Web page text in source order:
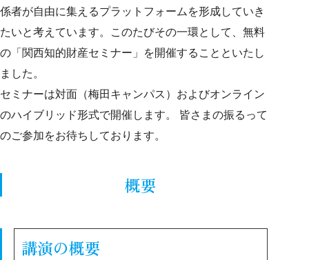
係者が自由に集えるプラットフォームを形成していき
たいと考えています。このたびその一環として、無料
の「関西知的財産セミナー」を開催することといたし
ました。
セミナーは対面（梅田キャンパス）およびオンライン
のハイブリッド形式で開催します。 皆さまの振るって
のご参加をお待ちしております。
概要
講演の概要